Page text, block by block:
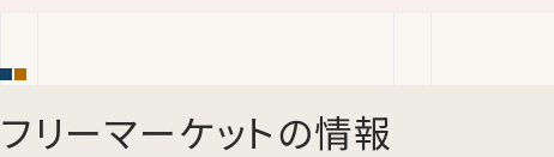
フリーマーケットの情報